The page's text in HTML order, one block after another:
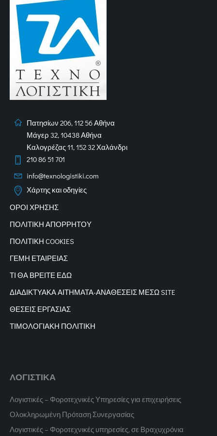
Πατησίων 206, 112 56 Αθήνα
Μάγερ 32, 10438 Αθήνα
Καλογρέζας 11, 152 32 Χαλάνδρι
210 86 51 701
info@texnologistiki.com
Χάρτης και οδηγίες
ΟΡΟΙ ΧΡΗΣΗΣ
ΠΟΛΙΤΙΚΗ ΑΠΟΡΡΗΤΟΥ
ΠΟΛΙΤΙΚΗ COOKIES
ΓΕΜΗ ΕΤΑΙΡΕΙΑΣ
ΤΙ ΘΑ ΒΡΕΙΤΕ ΕΔΩ
ΔΙΑΔΙΚΤΥΑΚΑΑΙΤΗΜΑΤΑ-ΑΝΑΘΕΣΕΙΣ ΜΕΣΩ SITE
ΘΕΣΕΙΣ ΕΡΓΑΣΙΑΣ
ΤΙΜΟΛΟΓΙΑΚΗ ΠΟΛΙΤΙΚΗ
ΛΟΓΙΣΤΙΚΑ
Λογιστικές – Φοροτεχνικές Υπηρεσίες για επιχειρήσεις
Ολοκληρωμένη Πρόταση Συνεργασίας
Λογιστικές – Φοροτεχνικές υπηρεσίες, σε Βραχυχρόνια